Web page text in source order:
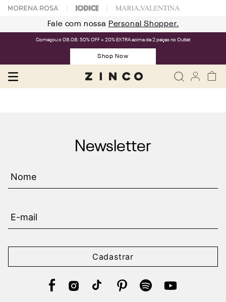
Fale com nossa Personal Shopper.
Começou o 08.08: 50% OFF + 20% EXTRA acima de 2 peças no Outlet
Shop Now
Newsletter
Cadastrar